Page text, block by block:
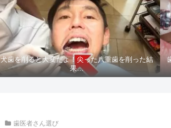
犬歯を削ると大変だよ！尖った八重歯を削った結
果…
歯医者さん選び